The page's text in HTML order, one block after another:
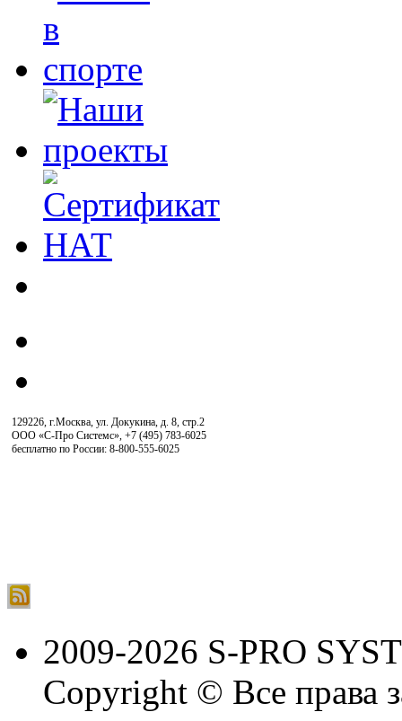
129226, г.Москва, ул. Докукина, д. 8, стр.2
ООО «С-Про Системс», +7 (495) 783-6025
бесплатно по России: 8-800-555-6025
2009-2026 S-PRO
Copyright © Все права